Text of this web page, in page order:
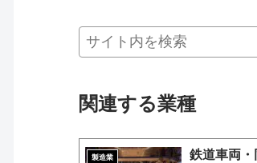
関連する業種
製造業 鉄道車両